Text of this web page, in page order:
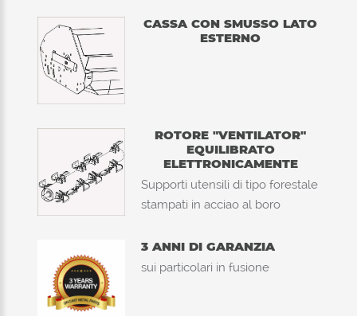
CASSA CON SMUSSO LATO
ESTERNO
ROTORE "VENTILATOR"
EQUILIBRATO
ELETTRONICAMENTE
Supporti utensili di tipo forestale
stampati in acciao al boro
3 ANNI DI GARANZIA
sui particolari in fusione